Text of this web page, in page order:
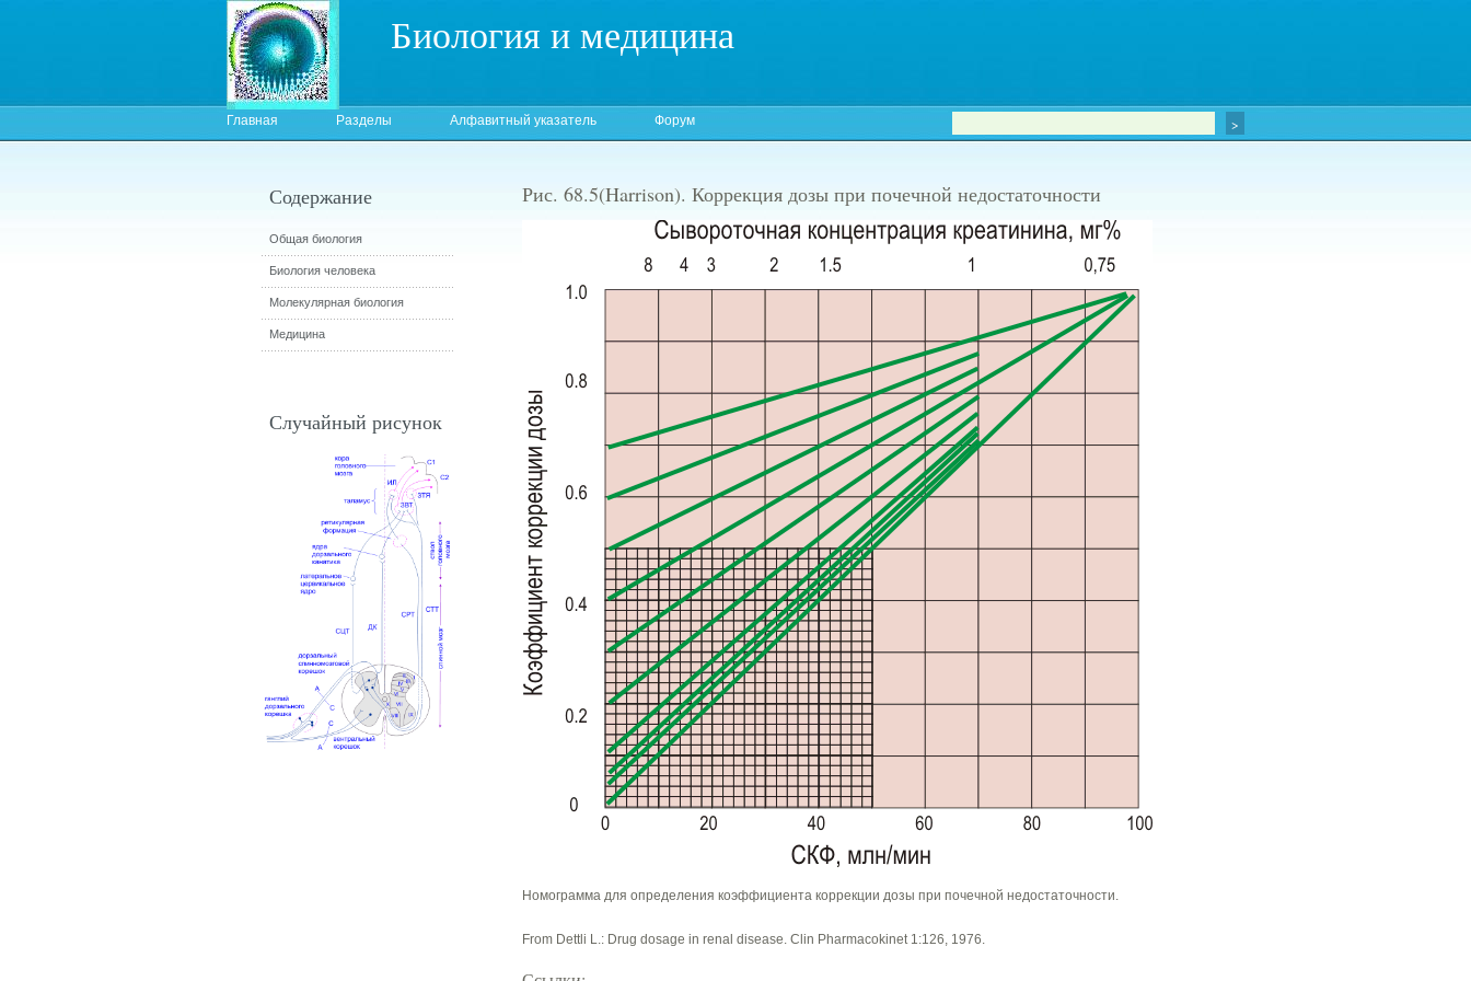
Биология и медицина
Главная Разделы Алфавитный указатель Форум
Рис. 68.5(Harrison). Коррекция дозы при почечной недостаточности
Номограмма для определения коэффициента коррекции дозы при почечной недостаточности.
From Dettli L.: Drug dosage in renal disease. Clin Pharmacokinet 1:126, 1976.
Содержание
Общая биология
Биология человека
Молекулярная биология
Медицина
Случайный рисунок